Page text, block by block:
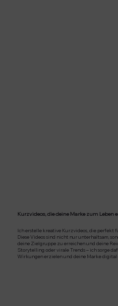
Kurzvideos, die deine Marke zum Leben
Ich erstelle kreative Kurzvideos, die perfekt
Diese Videos sind nicht nur unterhaltsam,
deine Zielgruppe zu erreichen und deine
Storytelling oder virale Trends – ich sorge
Wirkungen erzielen und deine Marke digital